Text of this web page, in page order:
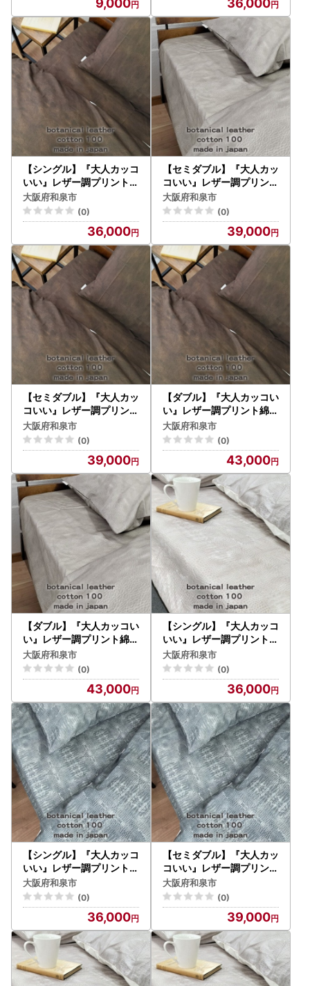
【シングル】『大人カッコ
いい』レザー調プリント綿
100%ボックスシーツ(カ
ウレザー)【1645643】
大阪府和泉市
(0)
36,000
【セミダブル】『大人カッ
コいい』レザー調プリント
綿100%ボックスシーツ(
カウレザー)【1645670】
大阪府和泉市
(0)
39,000
【セミダブル】『大人カッ
コいい』レザー調プリント
綿100%ボックスシーツ(
カウレザー)【1645673】
大阪府和泉市
(0)
39,000
【ダブル】『大人カッコい
い』レザー調プリント綿1
00%ボックスシーツ(カウ
レザー)【1645678】
大阪府和泉市
(0)
43,000
【ダブル】『大人カッコい
い』レザー調プリント綿1
00%ボックスシーツ(カウ
レザー)【1645681】
大阪府和泉市
(0)
43,000
【シングル】『大人カッコ
いい』レザー調プリント綿
100%ボックスシーツ(ク
ロコダイル)【1645650】
大阪府和泉市
(0)
36,000
【シングル】『大人カッコ
いい』レザー調プリント綿
100%ボックスシーツ(ク
ロコダイル)【1645654】
大阪府和泉市
(0)
36,000
【セミダブル】『大人カッ
コいい』レザー調プリント
綿100%ボックスシーツ(
クロコダイル)【1645658
】
大阪府和泉市
(0)
39,000